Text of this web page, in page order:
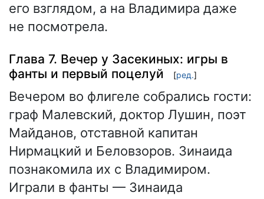
его взглядом, а на Владимира даже
не посмотрела.
Глава 7. Вечер у Засекиных: игры в
фанты и первый поцелуй
[ред.]
Вечером во флигеле собрались гости:
граф Малевский, доктор Лушин, поэт
Майданов, отставной капитан
Нирмацкий и Беловзоров. Зинаида
познакомила их с Владимиром.
Играли в фанты — Зинаида